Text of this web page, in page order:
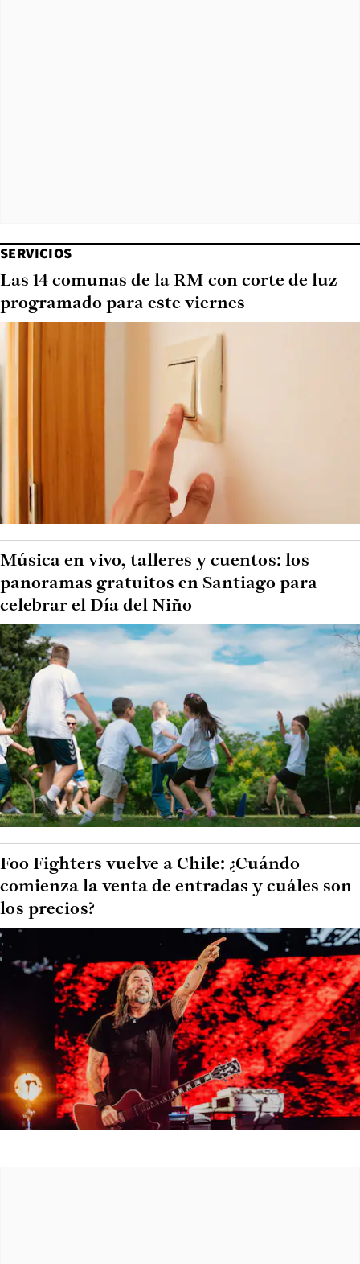
SERVICIOS
Las 14 comunas de la RM con corte de luz
programado para este viernes
Música en vivo, talleres y cuentos: los
panoramas gratuitos en Santiago para
celebrar el Día del Niño
Foo Fighters vuelve a Chile: ¿Cuándo
comienza la venta de entradas y cuáles son
los precios?